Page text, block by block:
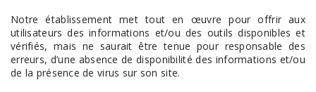
Notre établissement met tout en œuvre pour offrir aux
utilisateurs des informations et/ou des outils disponibles et
vérifiés, mais ne saurait être tenue pour responsable des
erreurs, d’une absence de disponibilité des informations et/ou
de la présence de virus sur son site.